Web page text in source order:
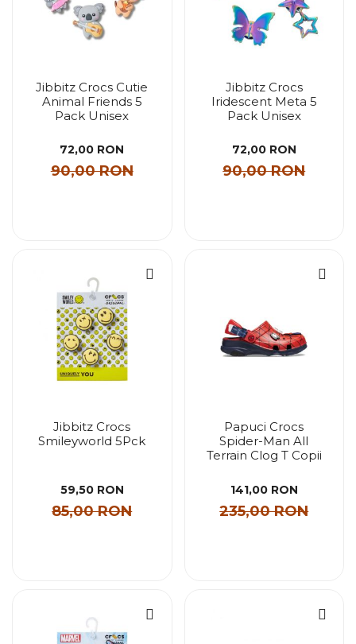
Jibbitz Crocs Cutie
Animal Friends 5
Pack Unisex
72,00 RON
90,00 RON
Jibbitz Crocs
Iridescent Meta 5
Pack Unisex
72,00 RON
90,00 RON
Jibbitz Crocs
Smileyworld 5Pck
59,50 RON
85,00 RON
Papuci Crocs
Spider-Man All
Terrain Clog T Copii
141,00 RON
235,00 RON